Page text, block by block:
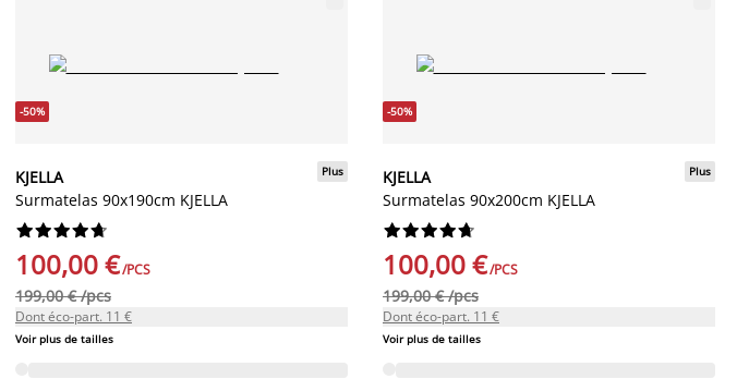
-50%
KJELLA
Surmatelas 90x190cm KJELLA
Plus






100,00 €/PCS
199,00 € /pcs
Dont éco-part. 11 €
Voir plus de tailles
-50%
KJELLA
Surmatelas 90x200cm KJELLA
Plus






100,00 €/PCS
199,00 € /pcs
Dont éco-part. 11 €
Voir plus de tailles